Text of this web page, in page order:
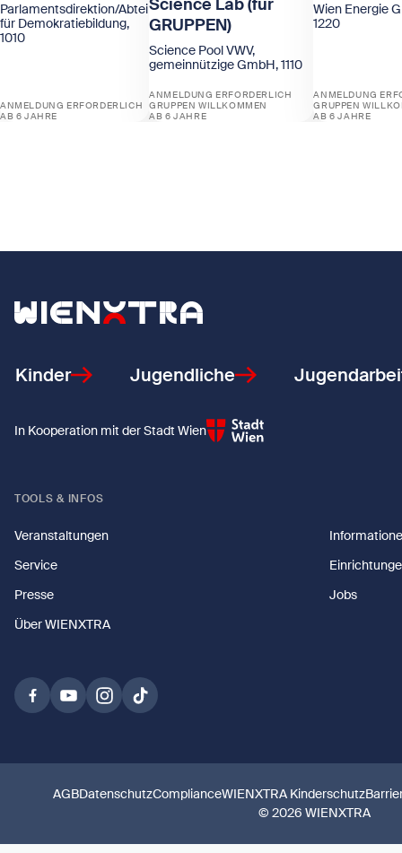
Parlamentsdirektion/Abteilung
für Demokratiebildung,
1010
ANMELDUNG ERFORDERLICH
AB 6 JAHRE
GRUPPEN)
Science Pool VWV,
gemeinnützige GmbH, 1110
ANMELDUNG ERFORDERLICH
GRUPPEN WILLKOMMEN
AB 6 JAHRE
Wien Energie
1220
ANMELDUNG
GRUPPEN
AB 6 JAHRE
Zurück zur Startseite
Kinder Jugendliche
In Kooperation mit der Stadt Wien
TOOLS & INFOS
Veranstaltungen
Service
Presse
Jobs
Über WIENXTRA
© 2026 WIENXTRA
AGBDatenschutzComplianceWIENXTRA Kinderschutz